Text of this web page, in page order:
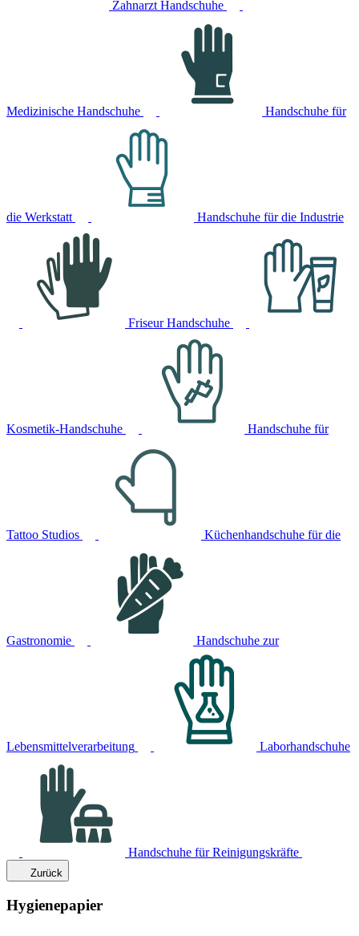
Zahnarzt Handschuhe
Medizinische Handschuhe Handschuhe für
die Werkstatt Handschuhe für die Industrie
Friseur Handschuhe
Kosmetik-Handschuhe Handschuhe für
Tattoo Studios Küchenhandschuhe für die
Gastronomie Handschuhe zur
Lebensmittelverarbeitung Laborhandschuhe
Handschuhe für Reinigungskräfte
Zurück
Hygienepapier